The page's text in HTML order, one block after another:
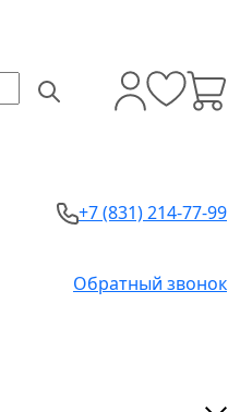
+7 (831) 214-77-99
Обратный звонок